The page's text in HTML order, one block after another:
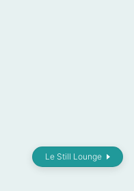
Le Still Lounge